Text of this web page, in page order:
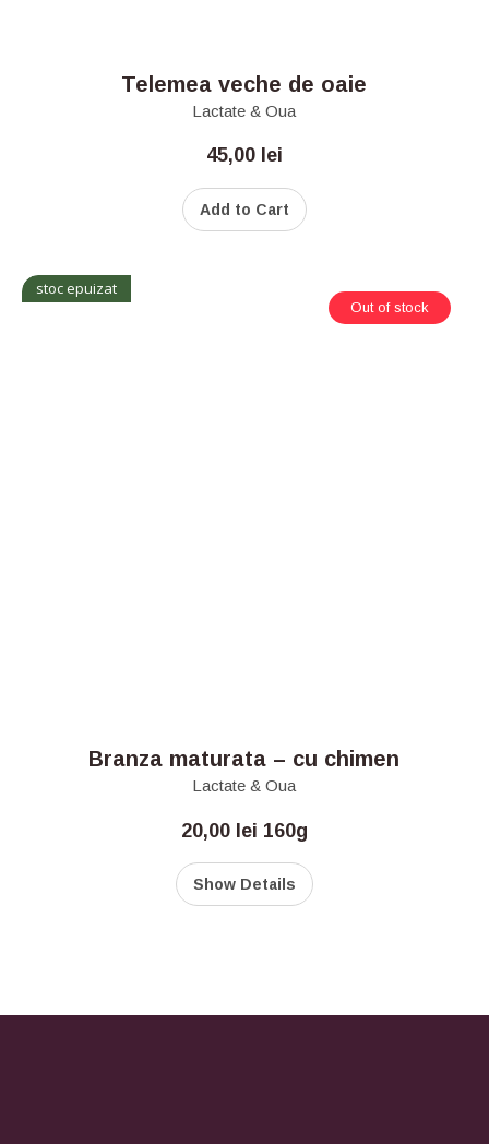
Telemea veche de oaie
Lactate & Oua
45,00 lei
Add to Cart
stoc epuizat
Out of stock
Branza maturata – cu chimen
Lactate & Oua
20,00 lei 160g
Show Details